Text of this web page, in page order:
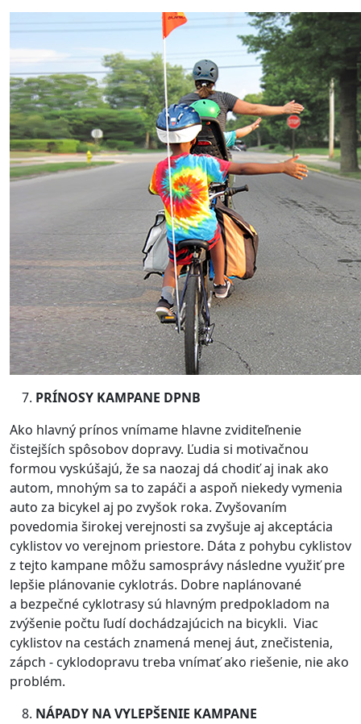
PRÍNOSY KAMPANE DPNB
Ako hlavný prínos vnímame hlavne zviditeľnenie
čistejších spôsobov dopravy. Ľudia si motivačnou
formou vyskúšajú, že sa naozaj dá chodiť aj inak ako
autom, mnohým sa to zapáči a aspoň niekedy vymenia
auto za bicykel aj po zvyšok roka. Zvyšovaním
povedomia širokej verejnosti sa zvyšuje aj akceptácia
cyklistov vo verejnom priestore. Dáta z pohybu cyklistov
z tejto kampane môžu samosprávy následne využiť pre
lepšie plánovanie cyklotrás. Dobre naplánované
a bezpečné cyklotrasy sú hlavným predpokladom na
zvýšenie počtu ľudí dochádzajúcich na bicykli. Viac
cyklistov na cestách znamená menej áut, znečistenia,
zápch - cyklodopravu treba vnímať ako riešenie, nie ako
problém.
NÁPADY NA VYLEPŠENIE KAMPANE